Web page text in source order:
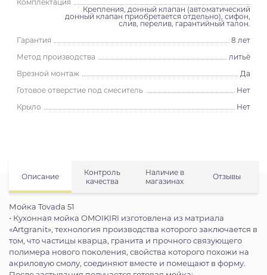
Комплектация
Крепления, донный клапан (автоматический
донный клапан приобретается отдельно), сифон,
слив, перелив, гарантийный талон.
Гарантия
8 лет
Метод производства
литьё
Врезной монтаж
Да
Готовое отверстие под смеситель
Нет
Крыло
Нет
Описание
Контроль
качества
Наличие в
магазинах
Отзывы
Мойка Tovada 51
• Кухонная мойка OMOIKIRI изготовлена из матриала
«Artgranit», технология производства которого заключается в
том, что частицы кварца, гранита и прочного связующего
полимера нового поколения, свойства которого похожи на
акриловую смолу, соединяют вместе и помещают в форму.